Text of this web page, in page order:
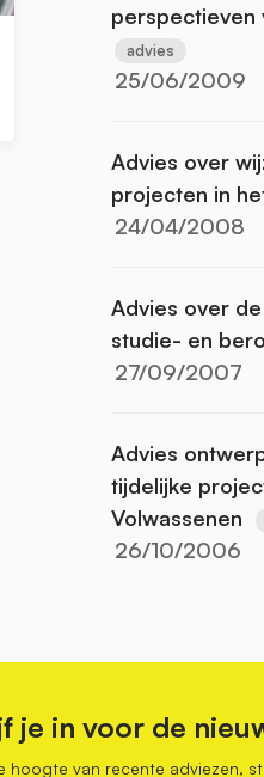
perspectieven
advies
25/06/2009
Advies over
projecten in
24/04/2008
Advies over
studie- en
27/09/2007
Advies
tijdelijke
Volwassenen
26/10/2006
je in voor de
hoogte van recente adviezen,